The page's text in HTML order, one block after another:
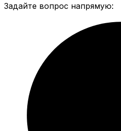
Задайте вопрос напрямую: